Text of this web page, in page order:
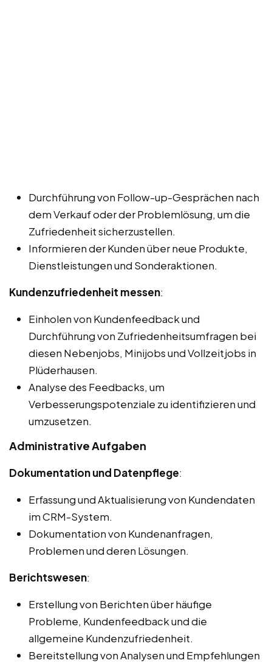
Durchführung von Follow-up-Gesprächen nach
dem Verkauf oder der Problemlösung, um die
Zufriedenheit sicherzustellen.
Informieren der Kunden über neue Produkte,
Dienstleistungen und Sonderaktionen.
Kundenzufriedenheit messen:
Einholen von Kundenfeedback und
Durchführung von Zufriedenheitsumfragen bei
diesen Nebenjobs, Minijobs und Vollzeitjobs in
Plüderhausen.
Analyse des Feedbacks, um
Verbesserungspotenziale zu identifizieren und
umzusetzen.
Administrative Aufgaben
Dokumentation und Datenpflege:
Erfassung und Aktualisierung von Kundendaten
im CRM-System.
Dokumentation von Kundenanfragen,
Problemen und deren Lösungen.
Berichtswesen:
Erstellung von Berichten über häufige
Probleme, Kundenfeedback und die
allgemeine Kundenzufriedenheit.
Bereitstellung von Analysen und Empfehlungen